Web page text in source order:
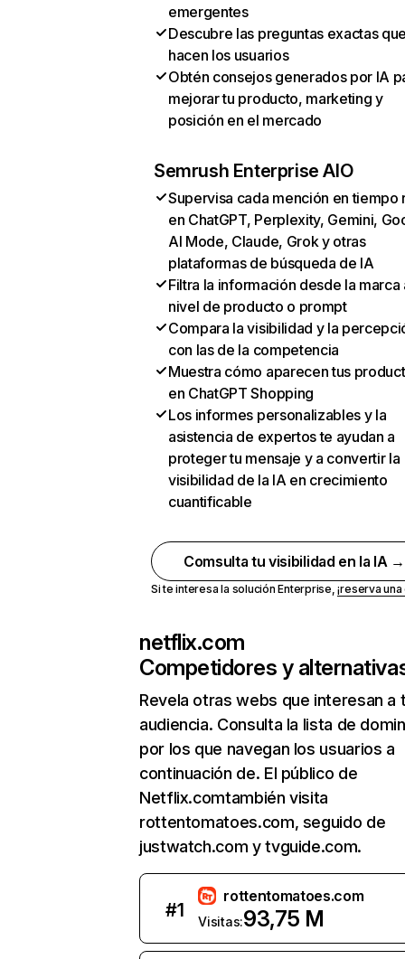
emergentes
Descubre las preguntas exactas
hacen los usuarios
Obtén consejos generados por IA
mejorar tu producto, marketing y
posición en el mercado
Semrush Enterprise AIO
Supervisa cada mención en tiempo
en ChatGPT, Perplexity, Gemini,
AI Mode, Claude, Grok y otras
plataformas de búsqueda de IA
Filtra la información desde la marca
nivel de producto o prompt
Compara la visibilidad y la
con las de la competencia
Muestra cómo aparecen tus
en ChatGPT Shopping
Los informes personalizables y la
asistencia de expertos te ayudan a
proteger tu mensaje y a convertir la
visibilidad de la IA en crecimiento
cuantificable
Comsulta tu visibilidad en la IA →
Si te interesa la solución Enterprise,¡reserva
netflix.com
Competidores y
Revela otras webs que interesan a
audiencia. Consulta la lista de
por los que navegan los usuarios a
continuación de. El público de
Netflix.comtambién visita
rottentomatoes.com, seguido de
justwatch.com y tvguide.com.
#1
rottentomatoes.com
Visitas:93,75 M